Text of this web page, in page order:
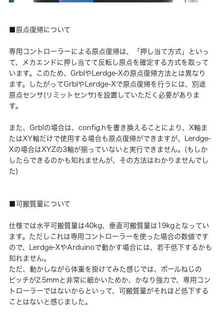
■原点復帰について
専用コントローラーによる原点復帰は、「押し当て方式」といっ
て、メカエンドに押し当てて反転し原点を確定する方式を取って
います。このため、GrblやLerdge-Xの原点復帰方法とは異なり
ます。したがってGrblやLerdge-Xで原点復帰を行うには、別途
原点センサ(リミットセンサ)を設置していただく必要がありま
す。
また、Grblの場合は、config.hを書き換えることにより、X軸ま
たはXY軸だけで使用する場合も原点復帰ができますが、Lerdge-
Xの場合はXYZの3軸が揃っていないと実行できません。(もしか
したらできるのかも知れませんが、その方法はわかりませんでし
た)
■可搬質量について
仕様では水平可搬質量は40kg、垂直可搬質量は19kgとなってい
ます。ただしこれは専用コントローラーを使った場合の数値です
ので、Lerdge-XやArduinoで動かす場合には、若干低下するかも
知れません。
ただ、動かしながら体重を掛けてみた感じでは、ボールねじの
ピッチが2.5mmと非常に細かいためか、かなり強力で、専用コン
トローラーではないからといって、可搬質量がそれほど低下する
ことはないと感じました。